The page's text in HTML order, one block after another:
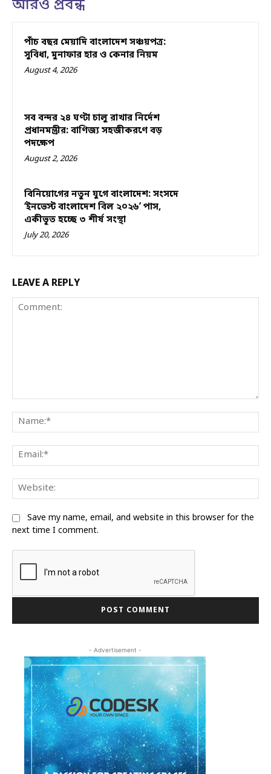
আরও প্রবন্ধ
পাঁচ বছর মেয়াদি বাংলাদেশ সঞ্চয়পত্র:
সুবিধা, মুনাফার হার ও কেনার নিয়ম
August 4, 2026
সব বন্দর ২৪ ঘণ্টা চালু রাখার নির্দেশ
প্রধানমন্ত্রীর: বাণিজ্য সহজীকরণে বড়
পদক্ষেপ
August 2, 2026
বিনিয়োগের নতুন যুগে বাংলাদেশ: সংসদে
‘ইনভেস্ট বাংলাদেশ বিল ২০২৬’ পাস,
একীভূত হচ্ছে ৩ শীর্ষ সংস্থা
July 20, 2026
LEAVE A REPLY
Save my name, email, and website in this browser for the
next time I comment.
- Advertisement -